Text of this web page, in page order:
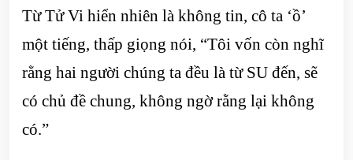
Từ Tử Vi hiển nhiên là không tin, cô ta ‘ồ’
một tiếng, thấp giọng nói, “Tôi vốn còn nghĩ
rằng hai người chúng ta đều là từ SU đến, sẽ
có chủ đề chung, không ngờ rằng lại không
có.”